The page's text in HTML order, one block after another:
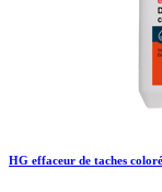
HG effaceur de taches